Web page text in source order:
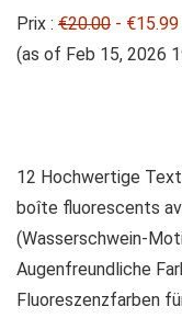
Prix : €20.00 - €15.99
(as of Feb 15, 2026
12 Hochwertige
boîte fluorescents
(Wasserschwein-
Augenfreundliche
Fluoreszenzfarben